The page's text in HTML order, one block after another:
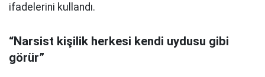
ifadelerini kullandı.
“Narsist kişilik herkesi kendi uydusu gibi
görür”